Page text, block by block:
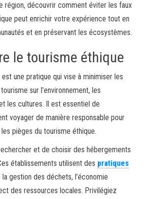
région, découvrir comment éviter les faux
peut enrichir votre expérience tout en
et en préservant les écosystèmes.
le tourisme éthique
une pratique qui vise à minimiser les
sur l’environnement, les
les cultures. Il est essentiel de
voyager de manière responsable pour
pièges du tourisme éthique.
et de choisir des hébergements
établissements utilisent des pratiques
gestion des déchets, l’économie
des ressources locales. Privilégiez